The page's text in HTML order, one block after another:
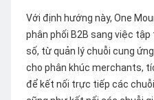
Với định hướng này, One
phân phối B2B sang việc
số, từ quản lý chuỗi cung
cho phân khúc merchants,
để kết nối trực tiếp các